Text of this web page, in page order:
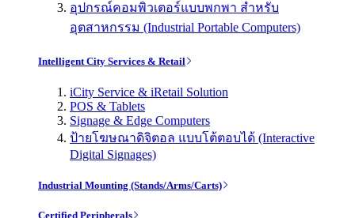
อุปกรณ์คอมพิวเตอร์แบบพกพา สำหรับ
อุตสาหกรรม (Industrial Portable Computers)
Intelligent City Services & Retail
iCity Service & iRetail Solution
POS & Tablets
Signage & Edge Computers
ป้ายโฆษณาดิจิตอล แบบโต้ตอบได้ (Interactive
Digital Signages)
Industrial Mounting (Stands/Arms/Carts)
Certified Peripherals